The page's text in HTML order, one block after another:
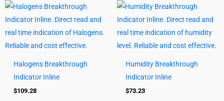
Halogens Breakthrough
Indicator Inline
$109.28
Humidity Breakthrough
Indicator Inline
$73.23